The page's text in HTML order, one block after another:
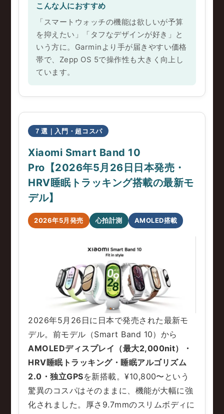
こんな人におすすめ
「スマートウォッチの機能は欲しいが予算
を抑えたい」「タフなデザインが好き」と
いう方に。Garminより手が届きやすい価格
帯で、Zepp OS 5で操作性も大きく向上し
ています。
７選｜入門・超コスパ
Xiaomi Smart Band 10
Pro【2026年5月26日日本発売・
HRV睡眠トラッキング搭載の最新モ
デル】
2026年5月発売 心拍計測 AMOLED搭載
2026年5月26日に日本で発売された最新モ
デル。前モデル（Smart Band 10）から
AMOLEDディスプレイ（最大2,000nit）・
HRV睡眠トラッキング・睡眠アルゴリズム
2.0・独立GPSを新搭載。¥10,800〜という
驚異のコスパはそのままに、機能が大幅に強
化されました。厚さ9.7mmのスリムボディに